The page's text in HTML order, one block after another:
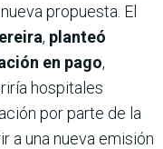
propuesta. El
, planteó
en pago,
hospitales
por parte de la
a una nueva emisión